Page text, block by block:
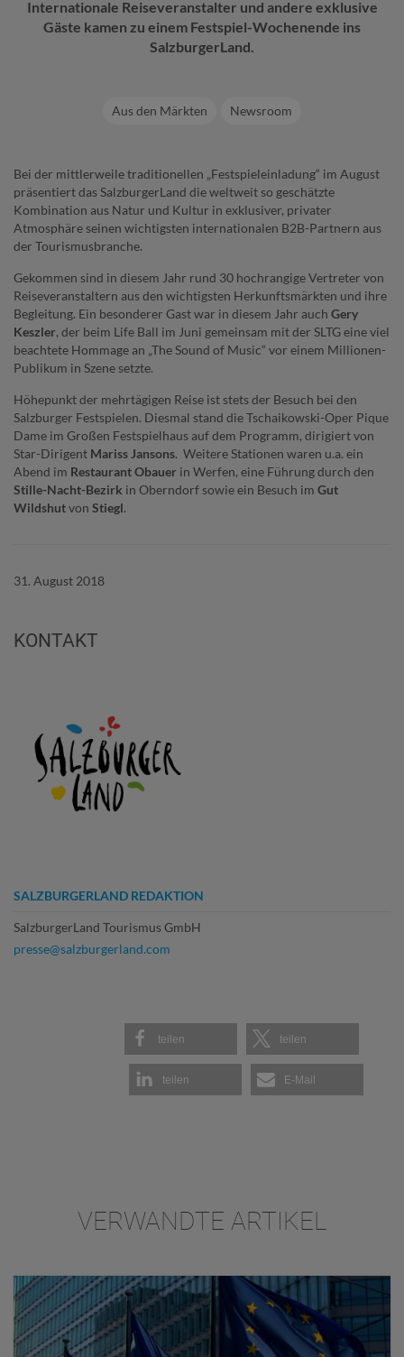
Internationale Reiseveranstalter und andere exklusive
Gäste kamen zu einem Festspiel-Wochenende ins
SalzburgerLand.
Aus den Märkten Newsroom
Bei der mittlerweile traditionellen „Festspieleinladung“ im August
präsentiert das SalzburgerLand die weltweit so geschätzte
Kombination aus Natur und Kultur in exklusiver, privater
Atmosphäre seinen wichtigsten internationalen B2B-Partnern aus
der Tourismusbranche.
Gekommen sind in diesem Jahr rund 30 hochrangige Vertreter von
Reiseveranstaltern aus den wichtigsten Herkunftsmärkten und ihre
Begleitung. Ein besonderer Gast war in diesem Jahr auch Gery
Keszler, der beim Life Ball im Juni gemeinsam mit der SLTG eine viel
beachtete Hommage an „The Sound of Music“ vor einem Millionen-
Publikum in Szene setzte.
Höhepunkt der mehrtägigen Reise ist stets der Besuch bei den
Salzburger Festspielen. Diesmal stand die Tschaikowski-Oper Pique
Dame im Großen Festspielhaus auf dem Programm, dirigiert von
Star-Dirigent Mariss Jansons. Weitere Stationen waren u.a. ein
Abend im Restaurant Obauer in Werfen, eine Führung durch den
Stille-Nacht-Bezirk in Oberndorf sowie ein Besuch im Gut
Wildshutvon Stiegl.
31. August 2018
KONTAKT
SALZBURGERLAND REDAKTION
SalzburgerLand Tourismus GmbH
presse@salzburgerland.com
teilen teilen
teilen E-Mail
VERWANDTE ARTIKEL